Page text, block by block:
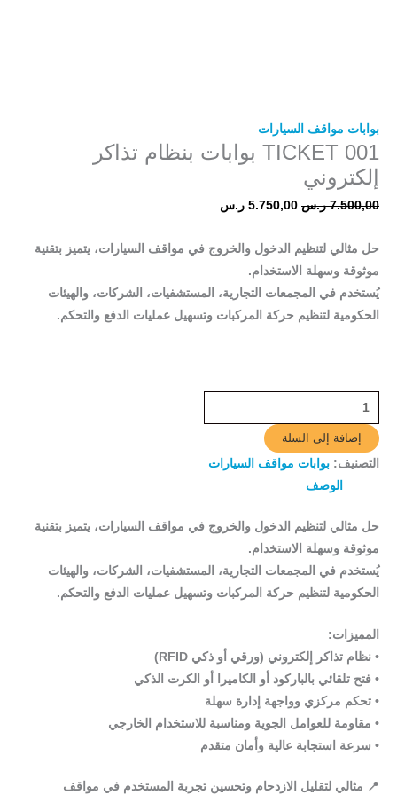
بوابات مواقف السيارات
TICKET 001 بوابات بنظام تذاكر
إلكتروني
7.500,00 ر.س 5.750,00 ر.س
حل مثالي لتنظيم الدخول والخروج في مواقف السيارات، يتميز بتقنية
موثوقة وسهلة الاستخدام.
يُستخدم في المجمعات التجارية، المستشفيات، الشركات، والهيئات
الحكومية لتنظيم حركة المركبات وتسهيل عمليات الدفع والتحكم.
إضافة إلى السلة
التصنيف: بوابات مواقف السيارات
الوصف
حل مثالي لتنظيم الدخول والخروج في مواقف السيارات، يتميز بتقنية
موثوقة وسهلة الاستخدام.
يُستخدم في المجمعات التجارية، المستشفيات، الشركات، والهيئات
الحكومية لتنظيم حركة المركبات وتسهيل عمليات الدفع والتحكم.
المميزات:
• نظام تذاكر إلكتروني (ورقي أو ذكي RFID)
• فتح تلقائي بالباركود أو الكاميرا أو الكرت الذكي
• تحكم مركزي وواجهة إدارة سهلة
• مقاومة للعوامل الجوية ومناسبة للاستخدام الخارجي
• سرعة استجابة عالية وأمان متقدم
📍 مثالي لتقليل الازدحام وتحسين تجربة المستخدم في مواقف